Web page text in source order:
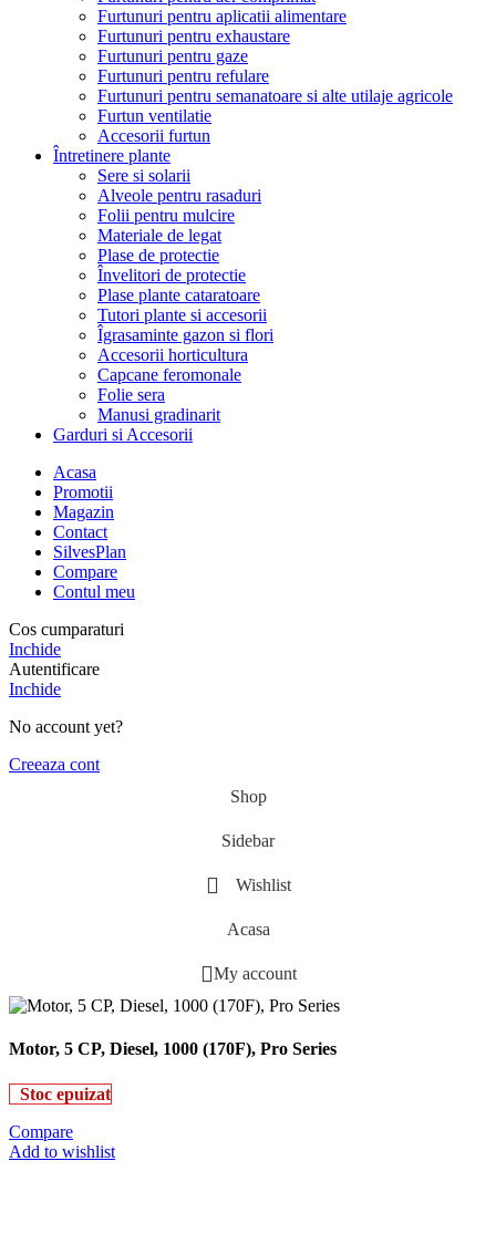
Furtunuri pentru aplicatii alimentare
Furtunuri pentru exhaustare
Furtunuri pentru gaze
Furtunuri pentru refulare
Furtunuri pentru semanatoare si alte utilaje agricole
Furtun ventilatie
Accesorii furtun
Întretinere plante
Sere si solarii
Alveole pentru rasaduri
Folii pentru mulcire
Materiale de legat
Plase de protectie
Învelitori de protectie
Plase plante cataratoare
Tutori plante si accesorii
Îgrasaminte gazon si flori
Accesorii horticultura
Capcane feromonale
Folie sera
Manusi gradinarit
Garduri si Accesorii
Acasa
Promotii
Magazin
Contact
SilvesPlan
Compare
Contul meu
Cos cumparaturi
Inchide
Autentificare
Inchide
No account yet?
Creeaza cont
Shop
Sidebar
Wishlist
Acasa
My account
Motor, 5 CP, Diesel, 1000 (170F), Pro Series
Stoc epuizat
Compare
Add to wishlist